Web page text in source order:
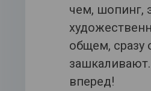
чем, шопинг,
общем, сразу
вперед!